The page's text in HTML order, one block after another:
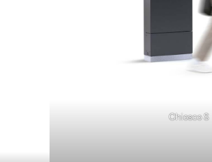
Chiosco S